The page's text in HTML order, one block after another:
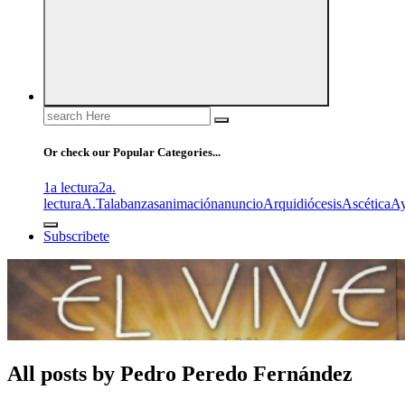
Search
for:
Or check our Popular Categories...
1a lectura2a.
lecturaA.TalabanzasanimaciónanuncioArquidiócesisAscética
Subscribete
All posts by Pedro Peredo Fernández